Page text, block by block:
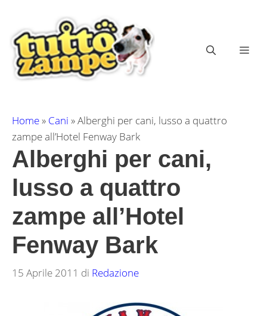
contenuto
Home» Cani »Alberghi per cani, lusso a quattro
zampe all’Hotel Fenway Bark
Alberghi per cani,
lusso a quattro
zampe all’Hotel
Fenway Bark
15 Aprile 2011 di Redazione